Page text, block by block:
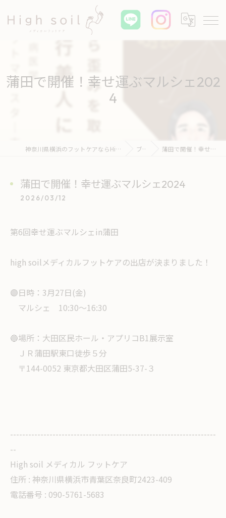
蒲田で開催！幸せ運ぶマルシェ202
4
神奈川県横浜のフットケアならHigh soil メディカル フットケア ブログ 蒲田で開催！幸せ運ぶマルシェ2024
蒲田で開催！幸せ運ぶマルシェ2024
2026/03/12
第6回幸せ運ぶマルシェin蒲田
high soilメディカルフットケアの出店が決まりました！
🟣日時：3月27日(金)
マルシェ 10:30〜16:30
🔵場所：大田区民ホール・アプリコB1展示室
ＪＲ蒲田駅東口徒歩５分
〒144-0052 東京都大田区蒲田5-37-３
--------------------------------------------------------------------
--
High soil メディカル フットケア
住所 : 神奈川県横浜市青葉区奈良町2423-409
電話番号 : 090-5761-5683